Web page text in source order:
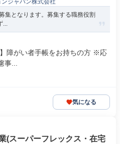
ジャパン株式会社
集となります。募集する職務役割
...
障がい者手帳をお持ちの方 ※応
...
気になる
(スーパーフレックス・在宅